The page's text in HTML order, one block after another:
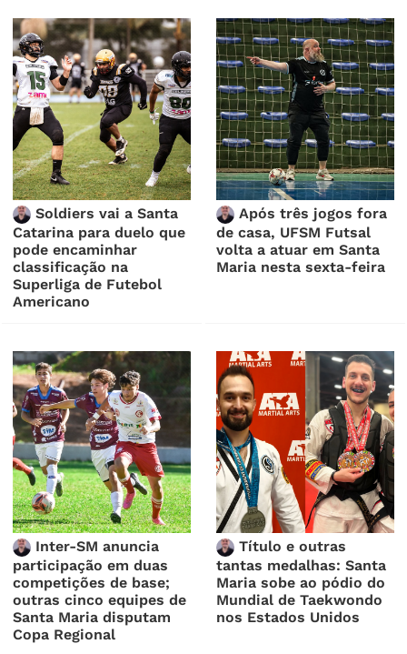
Soldiers vai a Santa
Catarina para duelo que
pode encaminhar
classificação na
Superliga de Futebol
Americano
Após três jogos fora
de casa, UFSM Futsal
volta a atuar em Santa
Maria nesta sexta-feira
Inter-SM anuncia
participação em duas
competições de base;
outras cinco equipes de
Santa Maria disputam
Copa Regional
Título e outras
tantas medalhas: Santa
Maria sobe ao pódio do
Mundial de Taekwondo
nos Estados Unidos